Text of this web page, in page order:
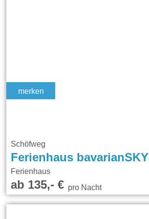
merken
Schöfweg
Ferienhaus
Ferienhaus
ab 135,- €pro Nacht